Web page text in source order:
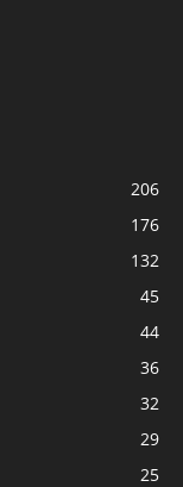
206
176
132
45
44
36
32
29
25